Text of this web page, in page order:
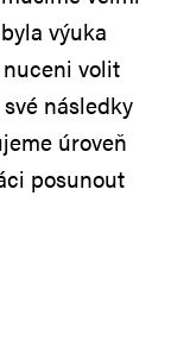
výuka
volit
následky
úroveň
posunout